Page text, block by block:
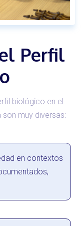
Perfil
biológico en el
muy diversas:
en contextos